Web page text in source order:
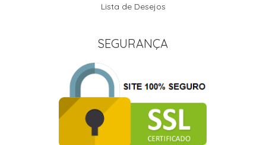
Lista de Desejos
SEGURANÇA